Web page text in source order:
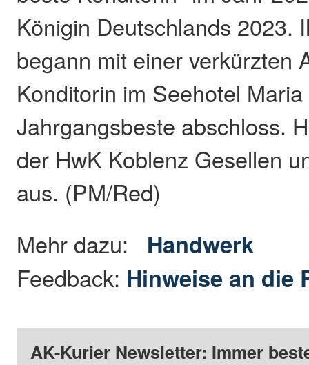
Königin Deutschlands 2023.
begann mit einer verkürzten
Konditorin im Seehotel
Jahrgangsbeste abschloss.
der HwK Koblenz Gesellen
aus. (PM/Red)
Mehr dazu: Handwerk
Feedback: Hinweise an die
AK-Kurier Newsletter: Immer